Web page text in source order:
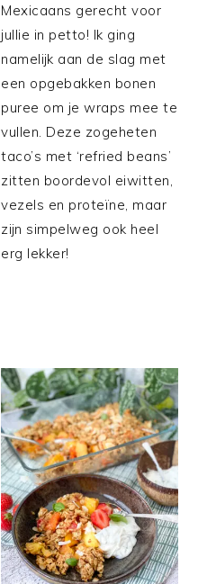
Mexicaans gerecht voor
jullie in petto! Ik ging
namelijk aan de slag met
een opgebakken bonen
puree om je wraps mee te
vullen. Deze zogeheten
taco’s met ‘refried beans’
zitten boordevol eiwitten,
vezels en proteïne, maar
zijn simpelweg ook heel
erg lekker!